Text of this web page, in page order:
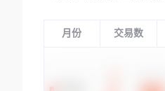
月份 交易数